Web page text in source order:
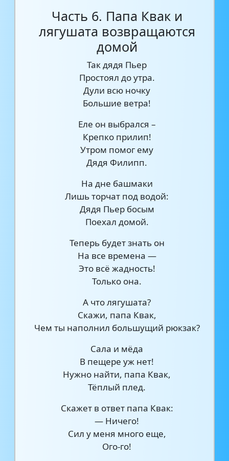
Часть 6. Папа Квак и
лягушата возвращаются
домой
Так дядя Пьер
Простоял до утра.
Дули всю ночку
Большие ветра!
Еле он выбрался –
Крепко прилип!
Утром помог ему
Дядя Филипп.
На дне башмаки
Лишь торчат под водой:
Дядя Пьер босым
Поехал домой.
Теперь будет знать он
На все времена —
Это всё жадность!
Только она.
А что лягушата?
Скажи, папа Квак,
Чем ты наполнил большущий рюкзак?
Cала и мёда
В пещере уж нет!
Нужно найти, папа Квак,
Тёплый плед.
Cкажет в ответ папа Квак:
— Ничего!
Сил у меня много еще,
Ого-го!